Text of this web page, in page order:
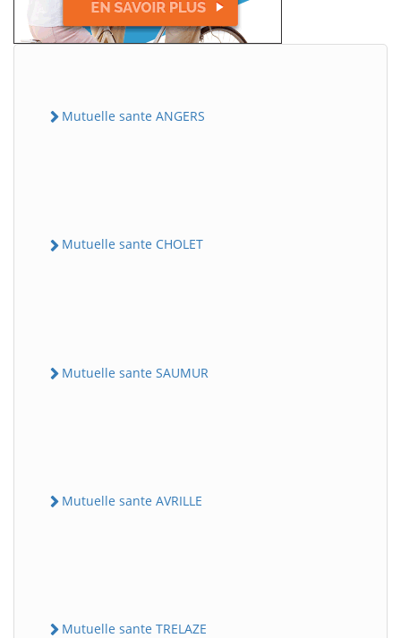
Mutuelle sante ANGERS
Mutuelle sante CHOLET
Mutuelle sante SAUMUR
Mutuelle sante AVRILLE
Mutuelle sante TRELAZE